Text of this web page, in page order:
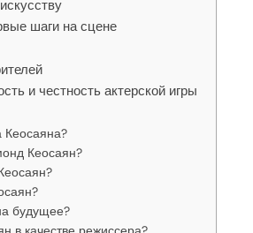
шаги на сцене
и честность актерской игры
Кеосаяна?
Кеосаян?
будущее?